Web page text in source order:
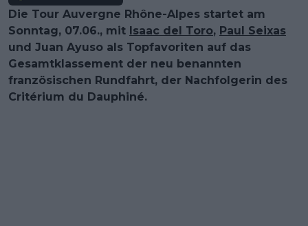
Die Tour Auvergne Rhône-Alpes startet am
Sonntag, 07.06., mit Isaac del Toro, Paul Seixas
und Juan Ayuso als Topfavoriten auf das
Gesamtklassement der neu benannten
französischen Rundfahrt, der Nachfolgerin des
Critérium du Dauphiné.